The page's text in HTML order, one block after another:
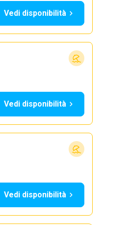
Vedi disponibilità
Vedi disponibilità
Vedi disponibilità